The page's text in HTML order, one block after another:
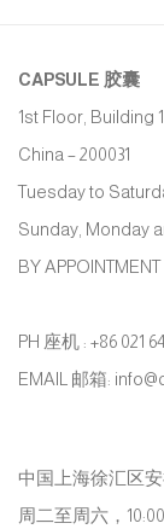
CAPSULE 胶囊
1st Floor, Building
China – 200031
Tuesday to
Sunday, Monday
BY
PH 座机 : +86 021
EMAIL 邮箱:
中国上海徐汇区安
周二至周六，10:00